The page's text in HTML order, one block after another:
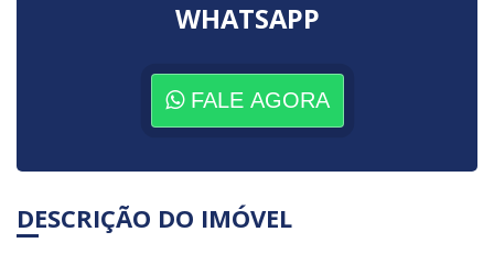
WHATSAPP
FALE AGORA
DESCRIÇÃO DO IMÓVEL